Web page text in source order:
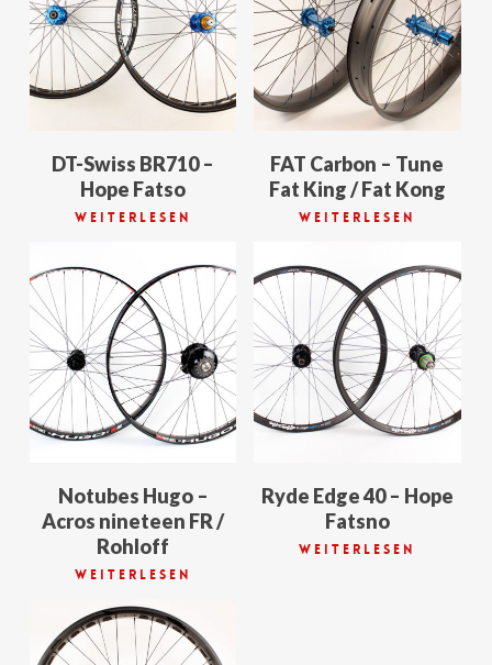
DT-Swiss BR710 –
Hope Fatso
Weiterlesen
FAT Carbon – Tune
Fat King / Fat Kong
Weiterlesen
Notubes Hugo –
Acros nineteen FR /
Rohloff
Weiterlesen
Ryde Edge 40 – Hope
Fatsno
Weiterlesen